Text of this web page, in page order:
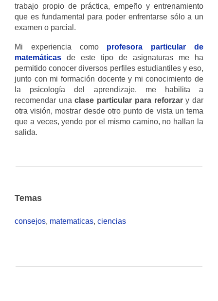
trabajo propio de práctica, empeño y entrenamiento
que es fundamental para poder enfrentarse sólo a un
examen o parcial.
Mi experiencia como profesora particular de
matemáticas de este tipo de asignaturas me ha
permitido conocer diversos perfiles estudiantiles y eso,
junto con mi formación docente y mi conocimiento de
la psicología del aprendizaje, me habilita a
recomendar unaclase particular para reforzary dar
otra visión, mostrar desde otro punto de vista un tema
que a veces, yendo por el mismo camino, no hallan la
salida.
Temas
consejos, matematicas, ciencias